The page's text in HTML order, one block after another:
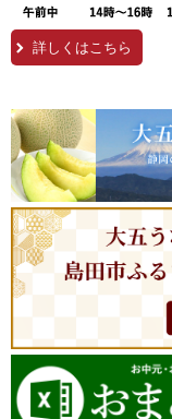
詳しくはこちら